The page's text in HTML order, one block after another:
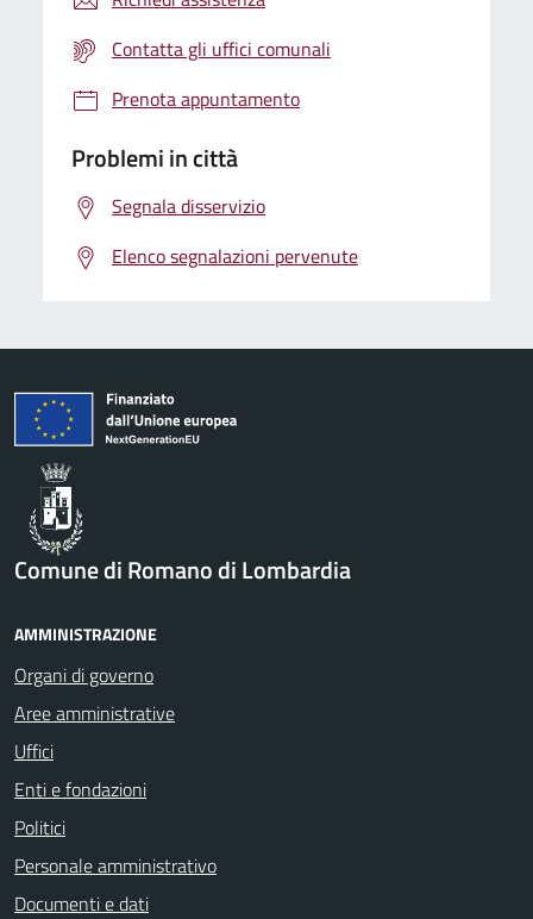
Contatta gli uffici comunali
Prenota appuntamento
Problemi in città
Segnala disservizio
Elenco segnalazioni pervenute
Comune di Romano di Lombardia
AMMINISTRAZIONE
Organi di governo
Aree amministrative
Uffici
Enti e fondazioni
Politici
Personale amministrativo
Documenti e dati